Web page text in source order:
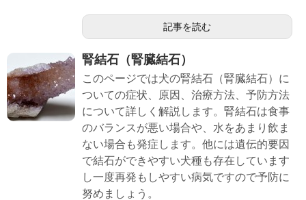
記事を読む
腎結石（腎臓結石）
このページでは犬の腎結石（腎臓結石）に
ついての症状、原因、治療方法、予防方法
について詳しく解説します。腎結石は食事
のバランスが悪い場合や、水をあまり飲ま
ない場合も発症します。他には遺伝的要因
で結石ができやすい犬種も存在しています
し一度再発もしやすい病気ですので予防に
努めましょう。